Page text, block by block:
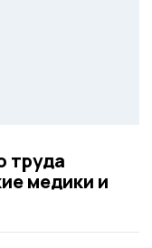
труда
медики и